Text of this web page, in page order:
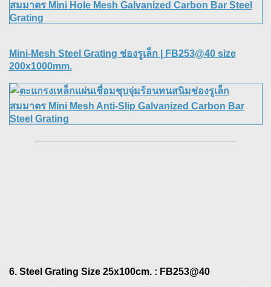
Mini-Mesh Steel Grating ช่องรูเล็ก
| FB253@40 size
200x1000mm.
6. Steel Grating Size 25x100cm. : FB253@40